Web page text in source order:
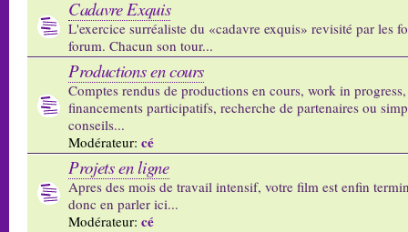
Cadavre Exquis
L'exercice surréaliste du «cadavre exquis» revisité par les
forum. Chacun son tour...
Productions en cours
Comptes rendus de productions en cours, work in
financements participatifs, recherche de partenaires ou
conseils...
Modérateur: cé
Projets en ligne
Apres des mois de travail intensif, votre film est enfin
donc en parler ici...
Modérateur: cé